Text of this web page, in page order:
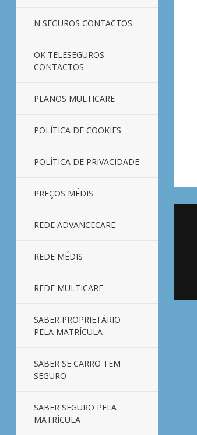
N SEGUROS CONTACTOS
OK TELESEGUROS
CONTACTOS
PLANOS MULTICARE
POLÍTICA DE COOKIES
POLÍTICA DE PRIVACIDADE
PREÇOS MÉDIS
REDE ADVANCECARE
REDE MÉDIS
REDE MULTICARE
SABER PROPRIETÁRIO
PELA MATRÍCULA
SABER SE CARRO TEM
SEGURO
SABER SEGURO PELA
MATRÍCULA